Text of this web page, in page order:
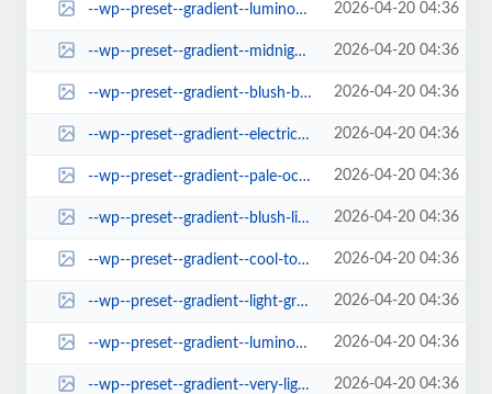
--wp--preset--gradient--luminous-dusk.jpg 2026-04-20 04:36
--wp--preset--gradient--midnight.jpg 2026-04-20 04:36
--wp--preset--gradient--blush-bordeaux.jpg 2026-04-20 04:36
--wp--preset--gradient--electric-grass.jpg 2026-04-20 04:36
--wp--preset--gradient--pale-ocean.jpg 2026-04-20 04:36
--wp--preset--gradient--blush-light-purple.jpg 2026-04-20 04:36
--wp--preset--gradient--cool-to-warm-spectrum.jpg 2026-04-20 04:36
--wp--preset--gradient--light-green-cyan-to-vivid-green-cyan.jpg 2026-04-20 04:36
--wp--preset--gradient--luminous-vivid-orange-to-vivid-red.jpg 2026-04-20 04:36
--wp--preset--gradient--very-light-gray-to-cyan-bluish-gray.jpg 2026-04-20 04:36